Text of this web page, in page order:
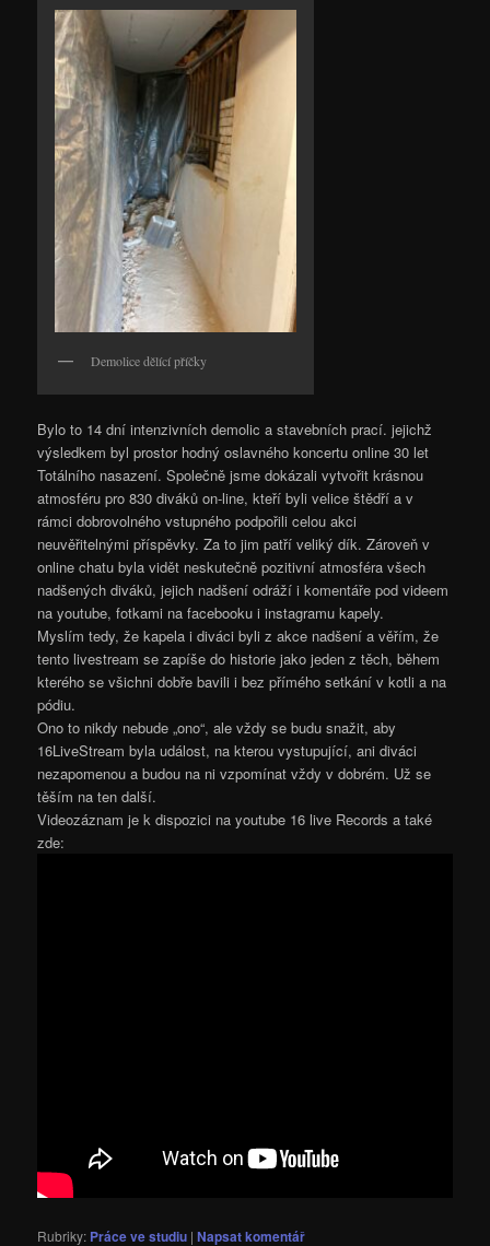
Demolice dělící příčky
Bylo to 14 dní intenzivních demolic a stavebních prací. jejichž
výsledkem byl prostor hodný oslavného koncertu online 30 let
Totálního nasazení. Společně jsme dokázali vytvořit krásnou
atmosféru pro 830 diváků on-line, kteří byli velice štědří a v
rámci dobrovolného vstupného podpořili celou akci
neuvěřitelnými příspěvky. Za to jim patří veliký dík. Zároveň v
online chatu byla vidět neskutečně pozitivní atmosféra všech
nadšených diváků, jejich nadšení odráží i komentáře pod videem
na youtube, fotkami na facebooku i instagramu kapely.
Myslím tedy, že kapela i diváci byli z akce nadšení a věřím, že
tento livestream se zapíše do historie jako jeden z těch, během
kterého se všichni dobře bavili i bez přímého setkání v kotli a na
pódiu.
Ono to nikdy nebude „ono“, ale vždy se budu snažit, aby
16LiveStream byla událost, na kterou vystupující, ani diváci
nezapomenou a budou na ni vzpomínat vždy v dobrém. Už se
těším na ten další.
Videozáznam je k dispozici na youtube 16 live Records a také
zde:
Rubriky: Práce ve studiu |Napsat komentář